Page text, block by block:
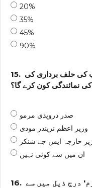
20%
35%
45%
90%
15. کی حلف برداری کی
نمائندگی کون کرے گا؟
صدر دروپدی مرمو
وزیر اعظم نریندر مودی
خارجہ ایس جے شنکر
ان میں سے کوئی نہیں
16. درج ذیل میں سے